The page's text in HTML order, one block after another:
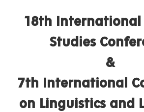
18th International
Studies
&
7th International
on Linguistics and